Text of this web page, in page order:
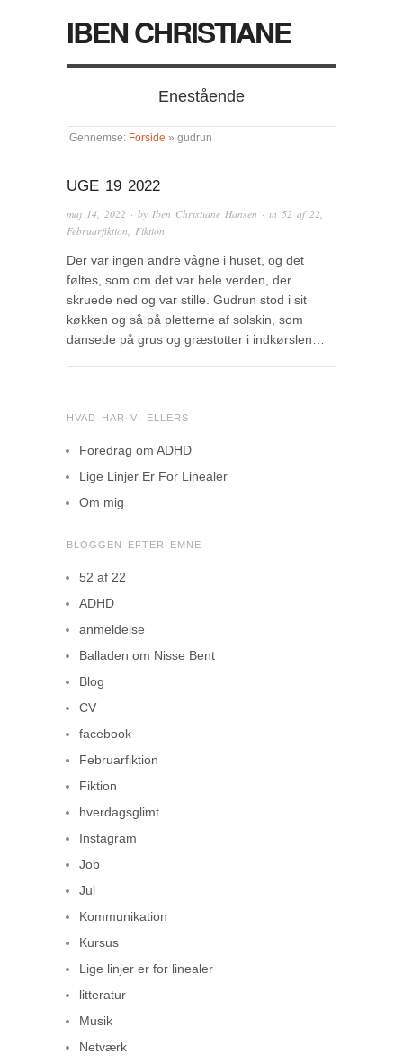
IBEN CHRISTIANE
Enestående
Gennemse: Forside » gudrun
UGE 19 2022
maj 14, 2022 · by Iben Christiane Hansen · in 52 af 22,
Februarfiktion, Fiktion
Der var ingen andre vågne i huset, og det
føltes, som om det var hele verden, der
skruede ned og var stille. Gudrun stod i sit
køkken og så på pletterne af solskin, som
dansede på grus og græstotter i indkørslen…
HVAD HAR VI ELLERS
Foredrag om ADHD
Lige Linjer Er For Linealer
Om mig
BLOGGEN EFTER EMNE
52 af 22
ADHD
anmeldelse
Balladen om Nisse Bent
Blog
CV
facebook
Februarfiktion
Fiktion
hverdagsglimt
Instagram
Job
Jul
Kommunikation
Kursus
Lige linjer er for linealer
litteratur
Musik
Netværk